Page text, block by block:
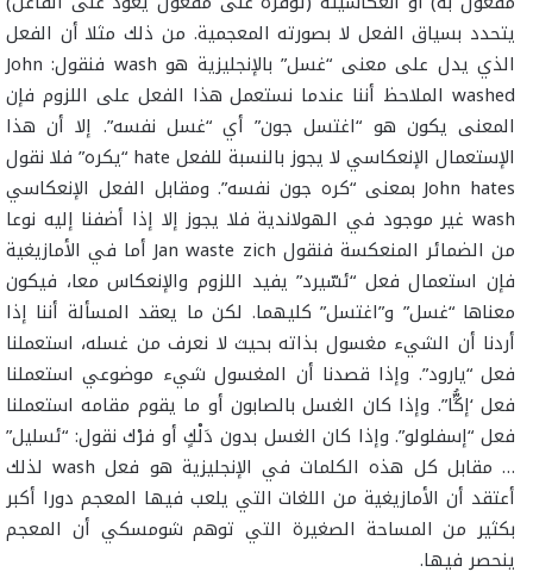
يتحدد بسياق الفعل لا بصورته المعجمية. من ذلك مثلا أن الفعل
الذي يدل على معنى “غسل” بالإنجليزية هو wash فنقول: John
washed الملاحظ أننا عندما نستعمل هذا الفعل على اللزوم فإن
المعنى يكون هو “اغتسل جون” أي “غسل نفسه”. إلا أن هذا
الإستعمال الإنعكاسي لا يجوز بالنسبة للفعل hate “يكره” فلا نقول
John hates بمعنى “كره جون نفسه”. ومقابل الفعل الإنعكاسي
wash غير موجود في الهولاندية فلا يجوز إلا إذا أضفنا إليه نوعا
من الضمائر المنعكسة فنقول Jan waste zich أما في الأمازيغية
فإن استعمال فعل “ئسّيرد” يفيد اللزوم والإنعكاس معا، فيكون
معناها “غسل” و”اغتسل” كليهما. لكن ما يعقد المسألة أننا إذا
أردنا أن الشيء مغسول بذاته بحيث لا نعرف من غسله، استعملنا
فعل “يارود”. وإذا قصدنا أن المغسول شيء موضوعي استعملنا
فعل ‘إڭُّا”. وإذا كان الغسل بالصابون أو ما يقوم مقامه استعملنا
فعل “إسفلولو”. وإذا كان الغسل بدون دَلْكٍ أو فرْك نقول: “ئسليل”
… مقابل كل هذه الكلمات في الإنجليزية هو فعل wash لذلك
أعتقد أن الأمازيغية من اللغات التي يلعب فيها المعجم دورا أكبر
بكثير من المساحة الصغيرة التي توهم شومسكي أن المعجم
ينحصر فيها.